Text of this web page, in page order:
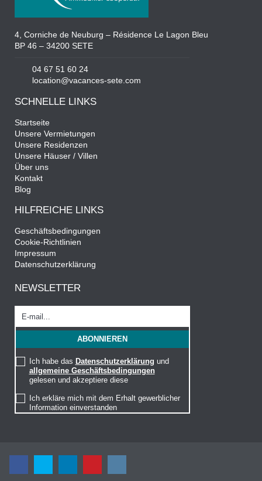
4, Corniche de Neuburg – Résidence Le Lagon Bleu
BP 46 – 34200 SETE
04 67 51 60 24
location@vacances-sete.com
SCHNELLE LINKS
Startseite
Unsere Vermietungen
Unsere Residenzen
Unsere Häuser / Villen
Über uns
Kontakt
Blog
HILFREICHE LINKS
Geschäftsbedingungen
Cookie-Richtlinien
Impressum
Datenschutzerklärung
NEWSLETTER
Ich habe das Datenschutzerklärung und
allgemeine Geschäftsbedingungen
gelesen und akzeptiere diese
Ich erkläre mich mit dem Erhalt gewerblicher
Information einverstanden